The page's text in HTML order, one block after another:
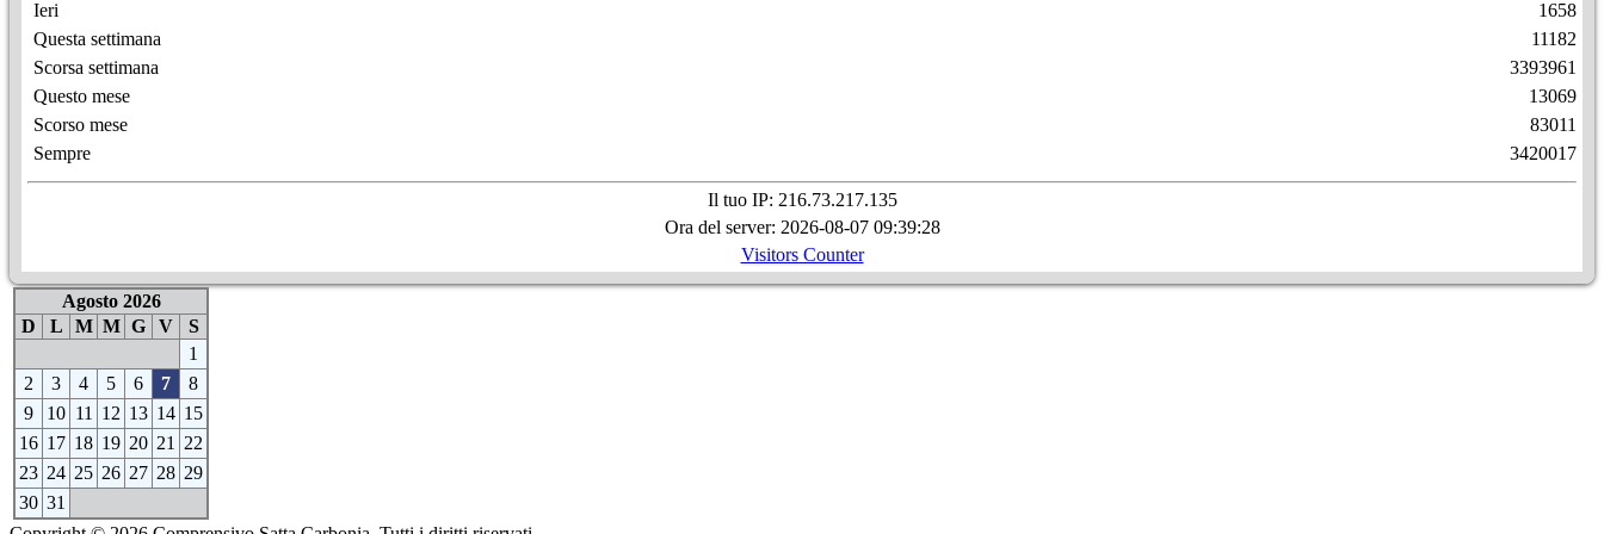
Ieri
Questa settimana
Scorsa settimana
Questo mese
Scorso mese
Sempre
1658
11182
3393961
13069
83011
3420017
Il tuo IP: 216.73.217.135
Ora del server: 2026-08-07 09:39:28
Visitors Counter
Agosto 2026
D
L M M G V
S
1
2
3 4 5 6 7
8
9
10 11 12 13 14 15
16 17 18 19 20 21
22
23 24 25 26 27 28 29
30 31